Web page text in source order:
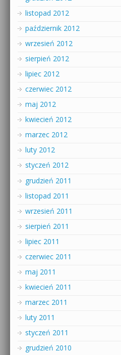
listopad 2012
październik 2012
wrzesień 2012
sierpień 2012
lipiec 2012
czerwiec 2012
maj 2012
kwiecień 2012
marzec 2012
luty 2012
styczeń 2012
grudzień 2011
listopad 2011
wrzesień 2011
sierpień 2011
lipiec 2011
czerwiec 2011
maj 2011
kwiecień 2011
marzec 2011
luty 2011
styczeń 2011
grudzień 2010